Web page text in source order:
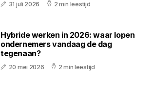
31 juli 2026 2 min leestijd
Hybride werken in 2026: waar lopen
ondernemers vandaag de dag
tegenaan?
20 mei 2026 2 min leestijd